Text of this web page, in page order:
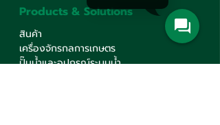
Products & Solutions
สินค้า
เครื่องจักรกลการเกษตร
ปั๊มน้ำและอุปกรณ์ระบบน้ำ